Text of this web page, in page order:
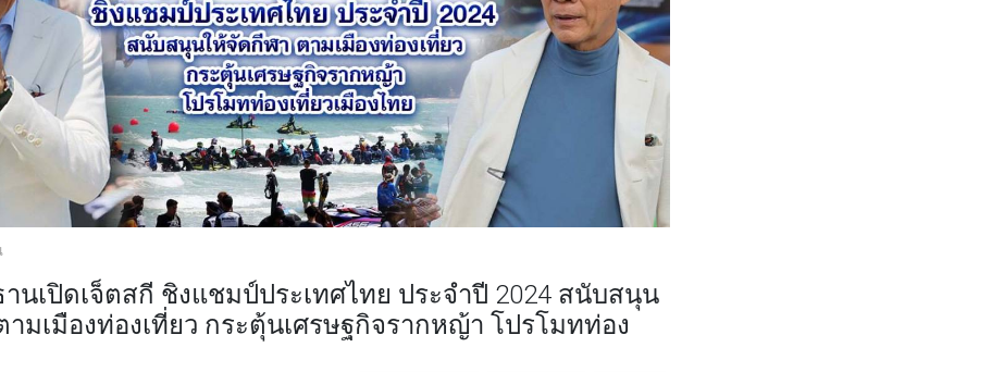
นเปิดเจ็ตสกี ชิงแชมป์ประเทศไทย ประจำปี 2024 สนับสนุน
มเมืองท่องเที่ยว กระตุ้นเศรษฐกิจรากหญ้า โปรโมทท่อง